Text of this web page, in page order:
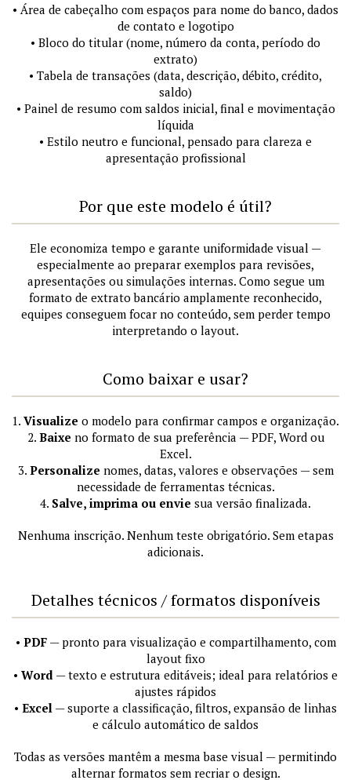
• Área de cabeçalho com espaços para nome do banco, dados
de contato e logotipo
• Bloco do titular (nome, número da conta, período do
extrato)
• Tabela de transações (data, descrição, débito, crédito,
saldo)
• Painel de resumo com saldos inicial, final e movimentação
líquida
• Estilo neutro e funcional, pensado para clareza e
apresentação profissional
Por que este modelo é útil?
Ele economiza tempo e garante uniformidade visual —
especialmente ao preparar exemplos para revisões,
apresentações ou simulações internas. Como segue um
formato de extrato bancário amplamente reconhecido,
equipes conseguem focar no conteúdo, sem perder tempo
interpretando o layout.
Como baixar e usar?
1. Visualize o modelo para confirmar campos e organização.
2. Baixe no formato de sua preferência — PDF, Word ou
Excel.
3. Personalize nomes, datas, valores e observações — sem
necessidade de ferramentas técnicas.
4. Salve, imprima ou envie sua versão finalizada.
Nenhuma inscrição. Nenhum teste obrigatório. Sem etapas
adicionais.
Detalhes técnicos / formatos disponíveis
• PDF— pronto para visualização e compartilhamento, com
layout fixo
• Word — texto e estrutura editáveis; ideal para relatórios e
ajustes rápidos
• Excel — suporte a classificação, filtros, expansão de linhas
e cálculo automático de saldos
Todas as versões mantêm a mesma base visual — permitindo
alternar formatos sem recriar o design.